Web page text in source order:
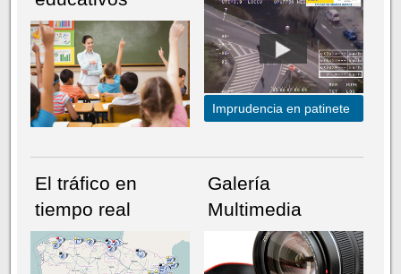
Imprudencia en patinete
El tráfico en
tiempo real
Galería
Multimedia